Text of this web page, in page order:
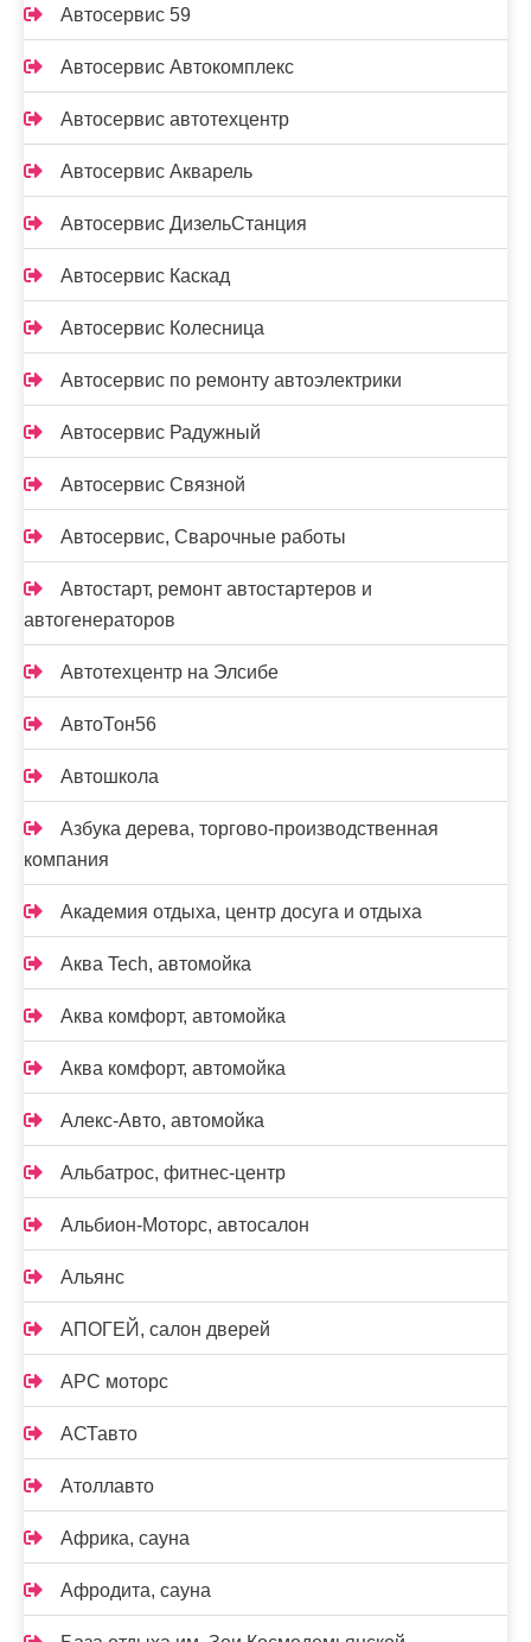
Автосервис 59
Автосервис Автокомплекс
Автосервис автотехцентр
Автосервис Акварель
Автосервис ДизельСтанция
Автосервис Каскад
Автосервис Колесница
Автосервис по ремонту автоэлектрики
Автосервис Радужный
Автосервис Связной
Автосервис, Сварочные работы
Автостарт, ремонт автостартеров и
автогенераторов
Автотехцентр на Элсибе
АвтоТон56
Автошкола
Азбука дерева, торгово-производственная
компания
Академия отдыха, центр досуга и отдыха
Аква Tech, автомойка
Аква комфорт, автомойка
Аква комфорт, автомойка
Алекс-Авто, автомойка
Альбатрос, фитнес-центр
Альбион-Моторс, автосалон
Альянс
АПОГЕЙ, салон дверей
АРС моторс
АСТавто
Атоллавто
Африка, сауна
Афродита, сауна